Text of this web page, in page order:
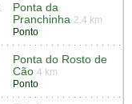
Ponta da
Pranchinha 2.4 km
Ponto
Ponta do Rosto de
Cão 4 km
Ponto